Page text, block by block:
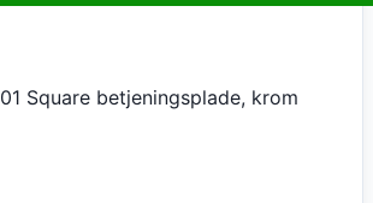
Square betjeningsplade, krom